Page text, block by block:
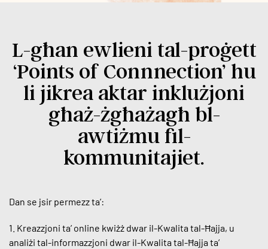
L-għan ewlieni tal-proġett
‘Points of Connnection’ hu
li jikrea aktar inklużjoni
għaż-żgħażagħ bl-
awtiżmu fil-
kommunitajiet.
Dan se jsir permezz ta’:
1. Kreazzjoni ta’ online kwiżż dwar il-Kwalita tal-Ħajja, u
analiżi tal-informazzjoni dwar il-Kwalita tal-Ħajja ta’